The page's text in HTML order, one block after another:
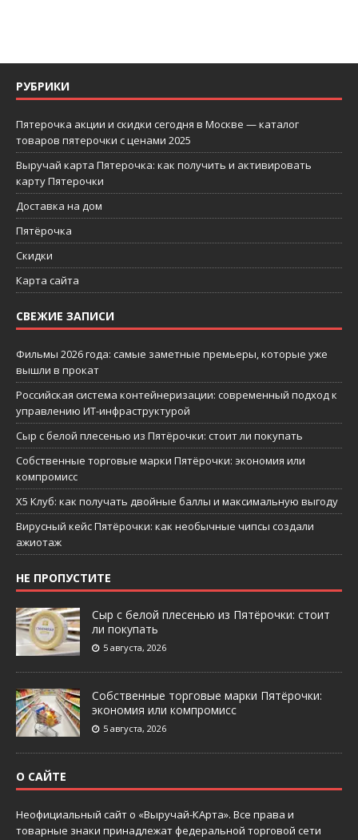
РУБРИКИ
Пятерочка акции и скидки сегодня в Москве — каталог
товаров пятерочки с ценами 2025
Выручай карта Пятерочка: как получить и активировать
карту Пятерочки
Доставка на дом
Пятёрочка
Скидки
Карта сайта
СВЕЖИЕ ЗАПИСИ
Фильмы 2026 года: самые заметные премьеры, которые уже
вышли в прокат
Российская система контейнеризации: современный подход к
управлению ИТ-инфраструктурой
Сыр с белой плесенью из Пятёрочки: стоит ли покупать
Собственные торговые марки Пятёрочки: экономия или
компромисс
X5 Клуб: как получать двойные баллы и максимальную выгоду
Вирусный кейс Пятёрочки: как необычные чипсы создали
ажиотаж
НЕ ПРОПУСТИТЕ
Сыр с белой плесенью из Пятёрочки: стоит
ли покупать
5 августа, 2026
Собственные торговые марки Пятёрочки:
экономия или компромисс
5 августа, 2026
О САЙТЕ
Неофициальный сайт о «Выручай-КАрта». Все права и
товарные знаки принадлежат федеральной торговой сети